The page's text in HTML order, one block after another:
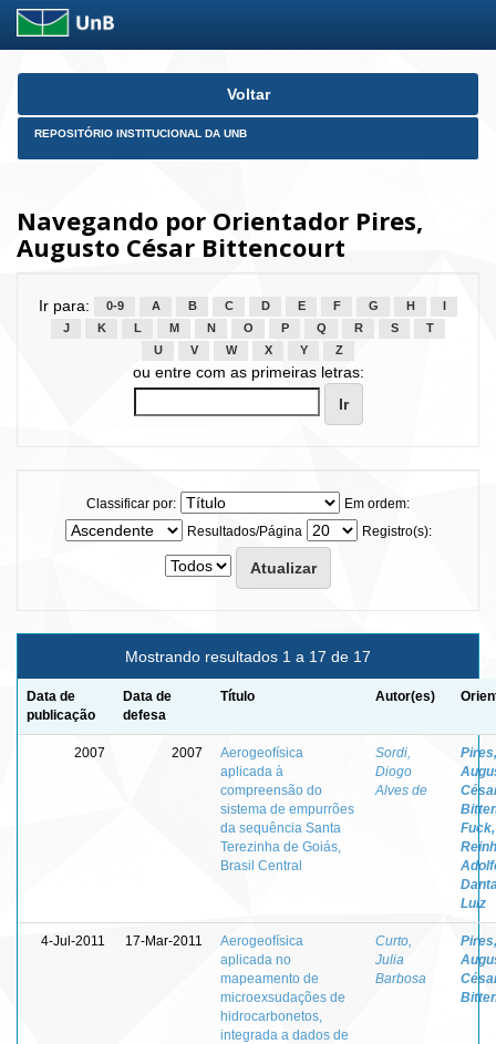
Skip
Voltar
REPOSITÓRIO INSTITUCIONAL DA UNB
Navegando por Orientador Pires,
Augusto César Bittencourt
Ir para: 0-9 A B C D E F G H
J
K L M N O P Q R S
T
U
V W X Y Z
ou entre com as primeiras letras:
Classificar por:
Em ordem:
Resultados/Página
Registro(s):
Mostrando resultados 1 a 17 de 17
Data de
publicação
Data de
defesa
Título Autor(es)
2007 2007
Aerogeofísica
aplicada à
compreensão do
sistema de empurrões
da sequência Santa
Terezinha de Goiás,
Brasil Central
Sordi,
Diogo
Alves de
Pires,
Fuck,
Luiz
4-Jul-2011 17-Mar-2011
Aerogeofísica
aplicada no
mapeamento de
microexsudações de
hidrocarbonetos,
integrada a dados de
Curto,
Julia
Barbosa
Pires,